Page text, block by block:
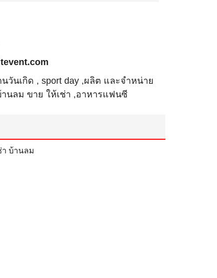
วันเกิด , sport day ,ผลิต และจำหน่าย
นลม ขาย ให้เช่า ,อาหารแฟนซี
า บ้านลม